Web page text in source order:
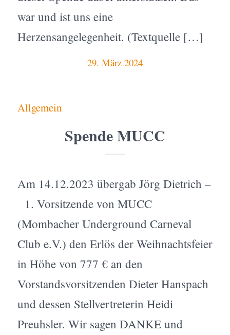
war und ist uns eine
Herzensangelegenheit. (Textquelle […]
29. März 2024
Allgemein
Spende MUCC
Am 14.12.2023 übergab Jörg Dietrich –
1. Vorsitzende von MUCC
(Mombacher Underground Carneval
Club e.V.) den Erlös der Weihnachtsfeier
in Höhe von 777 € an den
Vorstandsvorsitzenden Dieter Hanspach
und dessen Stellvertreterin Heidi
Preuhsler. Wir sagen DANKE und